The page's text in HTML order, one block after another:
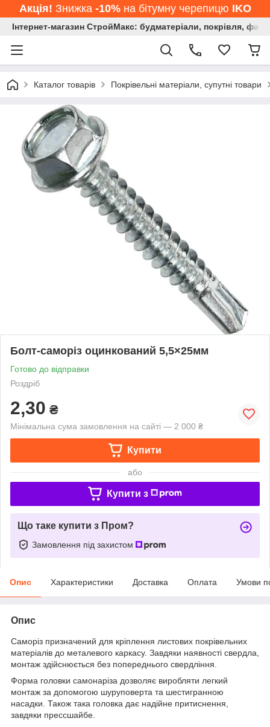
Акція! Знижка -10%на бітумну черепицю IKO
Інтернет-магазин СтройМакс: будматеріали, покрівля,
Каталог товарів Покрівельні матеріали, супутні товари
Болт-саморіз оцинкований 5,5×25мм
Готово до відправки
Роздріб
2,30 ₴
Мінімальна сума замовлення на сайті — 2 000 ₴
Купити
або
Купити з
Що таке купити з Пром?
Замовлення під захистом
Опис Характеристики Доставка Оплата Умови
Опис
Саморіз призначений для кріплення листових покрівельних
матеріалів до металевого каркасу. Завдяки наявності свердла,
монтаж здійснюється без попереднього свердління.
Форма головки самонаріза дозволяє виробляти легкий
монтаж за допомогою шуруповерта та шестигранною
насадки. Також така головка дає надійне притиснення,
завдяки прессшайбе.